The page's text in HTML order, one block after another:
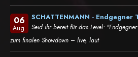
06
Aug.
SCHATTENMANN - Endgegner
Seid ihr bereit für das Level:
zum finalen Showdown – live, laut